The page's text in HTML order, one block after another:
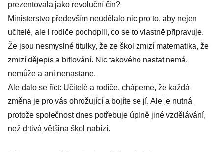
prezentovala jako revoluční čin?
Ministerstvo především neudělalo nic pro to, aby nejen
učitelé, ale i rodiče pochopili, co se to vlastně připravuje.
Že jsou nesmyslné titulky, že ze škol zmizí matematika, že
zmizí dějepis a biflování. Nic takového nastat nemá,
nemůže a ani nenastane.
Ale dalo se říct: Učitelé a rodiče, chápeme, že každá
změna je pro vás ohrožující a bojíte se jí. Ale je nutná,
protože společnost dnes potřebuje úplně jiné vzdělávání,
než drtivá většina škol nabízí.